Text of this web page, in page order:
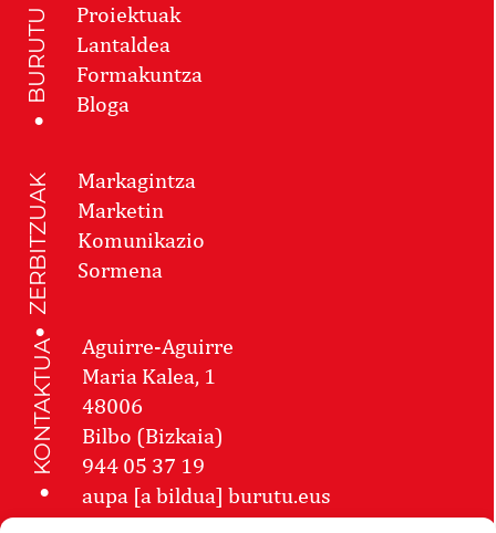
BURUTU
Proiektuak
Lantaldea
Formakuntza
Bloga
ZERBITZUAK
Markagintza
Marketin
Komunikazio
Sormena
KONTAKTUA
Aguirre-Aguirre
Maria Kalea, 1
48006
Bilbo (Bizkaia)
944 05 37 19
aupa [a bildua] burutu.eus